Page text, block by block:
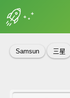
收
Samsun 三星